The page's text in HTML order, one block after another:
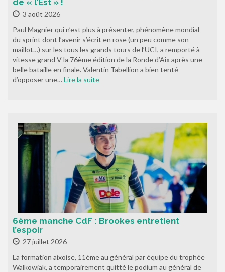
de « l’Est » !
3 août 2026
Paul Magnier qui n’est plus à présenter, phénomène mondial
du sprint dont l’avenir s’écrit en rose (un peu comme son
maillot…) sur les tous les grands tours de l’UCI, a remporté à
vitesse grand V la 76ème édition de la Ronde d’Aix après une
belle bataille en finale. Valentin Tabellion a bien tenté
d’opposer une…Lire la suite
6ème manche CdF : Brookes entretient
l’espoir
27 juillet 2026
La formation aixoise, 11ème au général par équipe du trophée
Walkowiak, a temporairement quitté le podium au général de